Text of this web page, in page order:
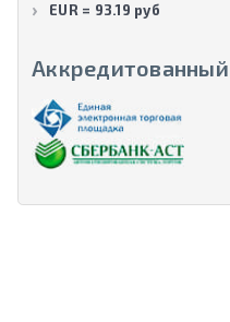
EUR = 93.19 руб
Аккредитованный